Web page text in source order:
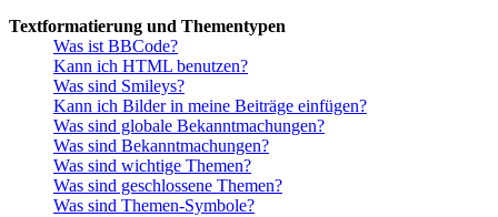
Textformatierung und Thementypen
Was ist BBCode?
Kann ich HTML benutzen?
Was sind Smileys?
Kann ich Bilder in meine Beiträge einfügen?
Was sind globale Bekanntmachungen?
Was sind Bekanntmachungen?
Was sind wichtige Themen?
Was sind geschlossene Themen?
Was sind Themen-Symbole?